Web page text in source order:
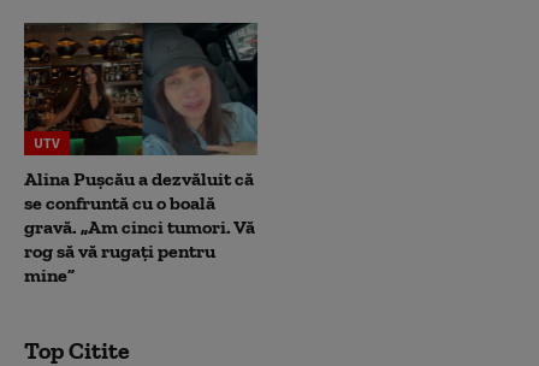
UTV
Alina Pușcău a dezvăluit că
se confruntă cu o boală
gravă. „Am cinci tumori. Vă
rog să vă rugați pentru
mine”
Top Citite